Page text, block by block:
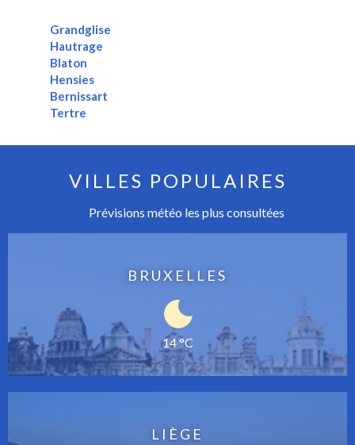
Grandglise
Hautrage
Blaton
Hensies
Bernissart
Tertre
VILLES POPULAIRES
Prévisions météo les plus consultées
BRUXELLES
14 °C
LIÈGE